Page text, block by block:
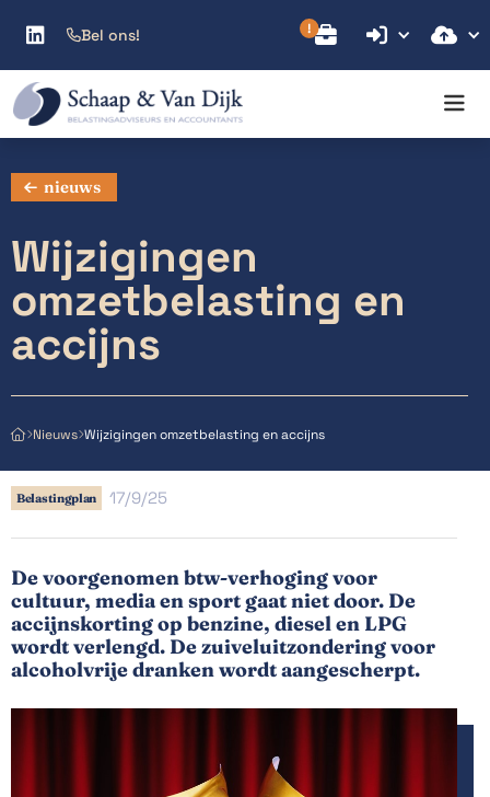
Bel ons!
  
nieuws
Wijzigingen
omzetbelasting en
accijns
NieuwsWijzigingen omzetbelasting en accijns
Belastingplan 17/9/25
De voorgenomen btw-verhoging voor
cultuur, media en sport gaat niet door. De
accijnskorting op benzine, diesel en LPG
wordt verlengd. De zuiveluitzondering voor
alcoholvrije dranken wordt aangescherpt.